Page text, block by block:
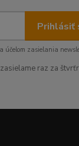
Prihlásiť
účelom zasielania
raz za